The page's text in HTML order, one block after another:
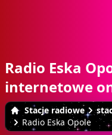
Radio Eska
internetowe
Stacje radiowe
Radio Eska Opole